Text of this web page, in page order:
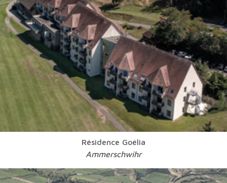
Résidence Goélia
Ammerschwihr